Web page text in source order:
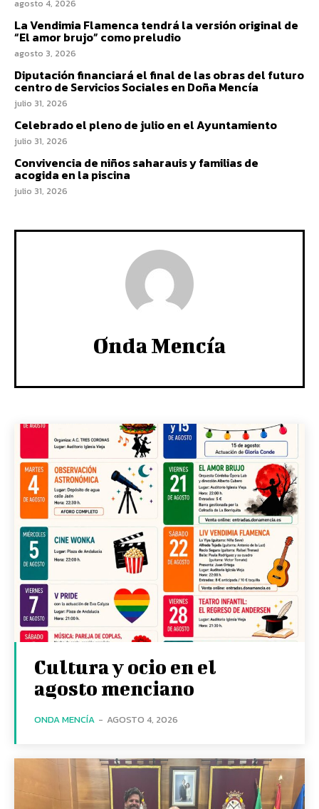
agosto 4, 2026
La Vendimia Flamenca tendrá la versión original de
“El amor brujo” como preludio
agosto 3, 2026
Diputación financiará el final de las obras del futuro
centro de Servicios Sociales en Doña Mencía
julio 31, 2026
Celebrado el pleno de julio en el Ayuntamiento
julio 31, 2026
Convivencia de niños saharauis y familias de
acogida en la piscina
julio 31, 2026
Onda Mencía
Cultura y ocio en el
agosto menciano
ONDA MENCÍA - AGOSTO 4, 2026